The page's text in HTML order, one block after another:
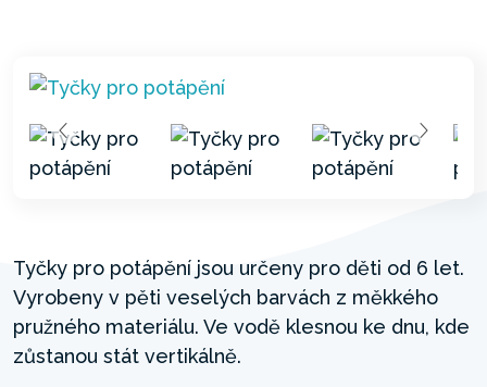
Tyčky pro potápění jsou určeny pro děti od 6 let.
Vyrobeny v pěti veselých barvách z měkkého
pružného materiálu. Ve vodě klesnou ke dnu, kde
zůstanou stát vertikálně.